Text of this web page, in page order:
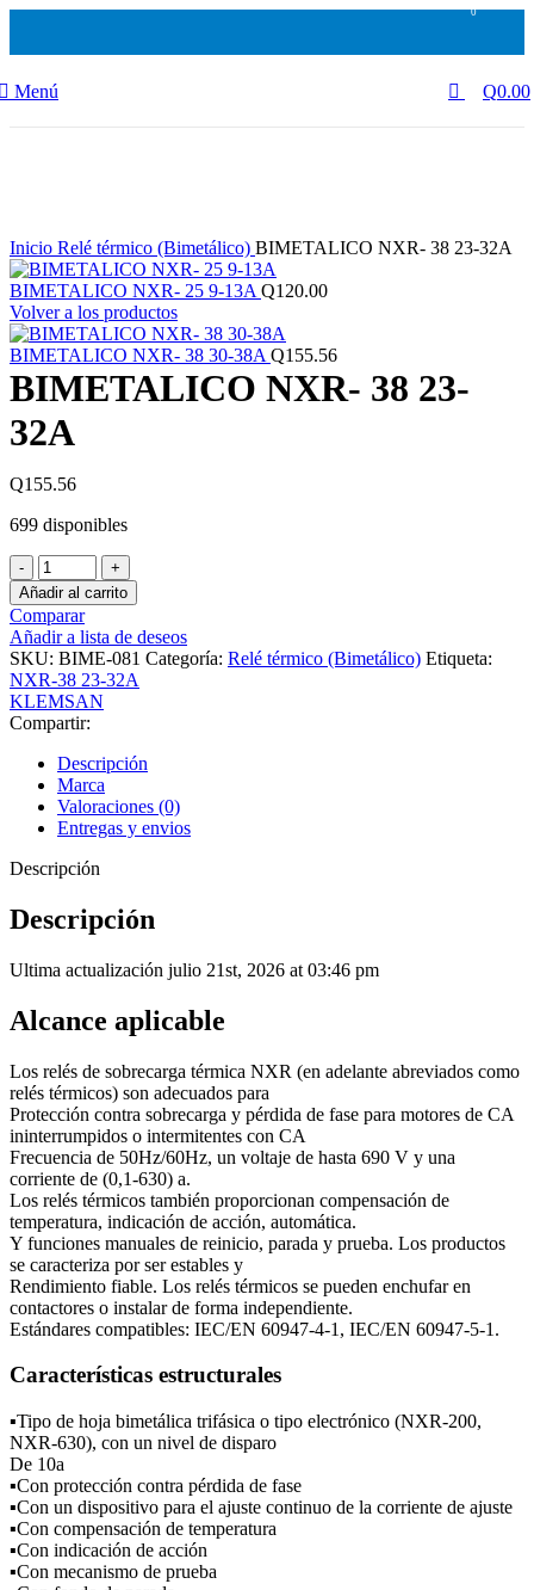
Menú
0
Q0.00
Inicio Relé térmico (Bimetálico) BIMETALICO NXR- 38 23-32A
BIMETALICO NXR- 25 9-13A Q120.00
Volver a los productos
BIMETALICO NXR- 38 30-38A Q155.56
BIMETALICO NXR- 38 23-
32A
Q155.56
699 disponibles
BIMETALICO
NXR-
38
23-
32A
cantidad
Añadir al carrito
Comparar
Añadir a lista de deseos
SKU: BIME-081 Categoría: Relé térmico (Bimetálico) Etiqueta:
NXR-38 23-32A
KLEMSAN
Compartir:
Descripción
Marca
Valoraciones (0)
Entregas y envios
Descripción
Descripción
Ultima actualización julio 21st, 2026 at 03:46 pm
Alcance aplicable
Los relés de sobrecarga térmica NXR (en adelante abreviados como
relés térmicos) son adecuados para
Protección contra sobrecarga y pérdida de fase para motores de CA
ininterrumpidos o intermitentes con CA
Frecuencia de 50Hz/60Hz, un voltaje de hasta 690 V y una
corriente de (0,1-630) a.
Los relés térmicos también proporcionan compensación de
temperatura, indicación de acción, automática.
Y funciones manuales de reinicio, parada y prueba. Los productos
se caracteriza por ser estables y
Rendimiento fiable. Los relés térmicos se pueden enchufar en
contactores o instalar de forma independiente.
Estándares compatibles: IEC/EN 60947-4-1, IEC/EN 60947-5-1.
Características estructurales
▪Tipo de hoja bimetálica trifásica o tipo electrónico (NXR-200,
NXR-630), con un nivel de disparo
De 10a
▪Con protección contra pérdida de fase
▪Con un dispositivo para el ajuste continuo de la corriente de ajuste
▪Con compensación de temperatura
▪Con indicación de acción
▪Con mecanismo de prueba